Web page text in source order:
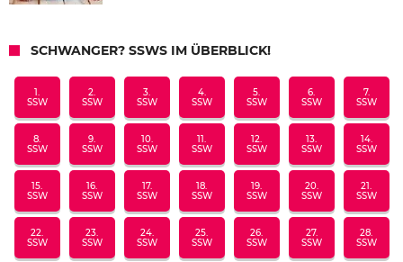
SCHWANGER? SSWS IM ÜBERBLICK!
1.
SSW
2.
SSW
3.
SSW
4.
SSW
5.
SSW
6.
SSW
7.
SSW
8.
SSW
9.
SSW
10.
SSW
11.
SSW
12.
SSW
13.
SSW
14.
SSW
15.
SSW
16.
SSW
17.
SSW
18.
SSW
19.
SSW
20.
SSW
21.
SSW
22.
SSW
23.
SSW
24.
SSW
25.
SSW
26.
SSW
27.
SSW
28.
SSW